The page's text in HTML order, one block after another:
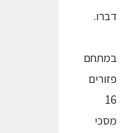
דברו.
במתחם
פזורים
16
מסכי